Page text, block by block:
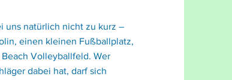
uns natürlich nicht zu kurz –
einen kleinen Fußballplatz,
Volleyballfeld. Wer
dabei hat, darf sich